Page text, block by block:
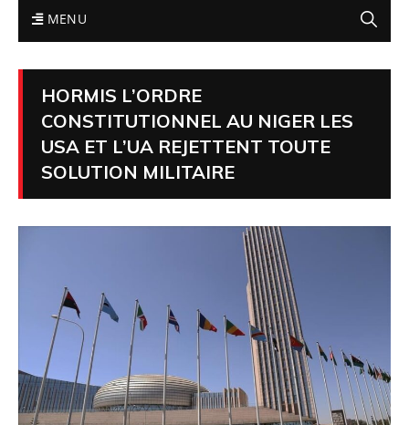
MENU
HORMIS L’ORDRE
CONSTITUTIONNEL AU NIGER LES
USA ET L’UA REJETTENT TOUTE
SOLUTION MILITAIRE